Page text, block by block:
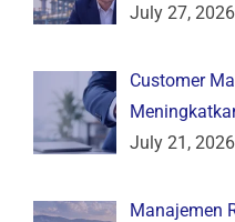
July 27, 2026
Customer
July 21, 2026
Manajemen